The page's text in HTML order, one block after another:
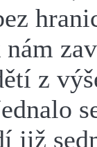
nám
z
již